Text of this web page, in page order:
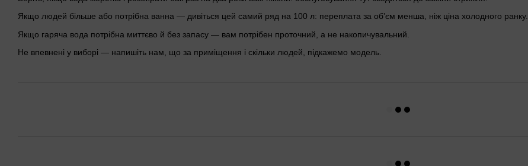
Якщо людей більше або потрібна ванна — дивіться цей самий ряд на 100 л: переплата за обʼєм менша, ніж ціна холодного ранку.
Якщо гаряча вода потрібна миттєво й без запасу — вам потрібен проточний, а не накопичувальний.
Не впевнені у виборі — напишіть нам, що за приміщення і скільки людей, підкажемо модель.